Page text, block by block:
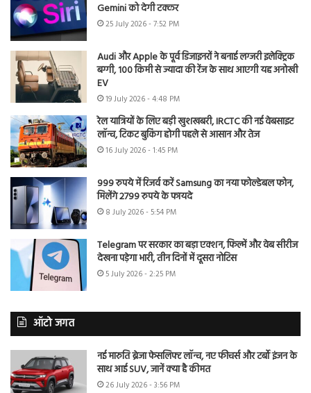
Gemini को देगी टक्कर
25 July 2026 - 7:52 PM
Audi और Apple के पूर्व डिजाइनरों ने बनाई लग्जरी इलेक्ट्रिक
बग्गी, 100 किमी से ज्यादा की रेंज के साथ आएगी यह अनोखी
EV
19 July 2026 - 4:48 PM
रेल यात्रियों के लिए बड़ी खुशखबरी, IRCTC की नई वेबसाइट
लॉन्च, टिकट बुकिंग होगी पहले से आसान और तेज
16 July 2026 - 1:45 PM
999 रुपये में रिजर्व करें Samsung का नया फोल्डेबल फोन,
मिलेंगे 2799 रुपये के फायदे
8 July 2026 - 5:54 PM
Telegram पर सरकार का बड़ा एक्शन, फिल्में और वेब सीरीज
देखना पड़ेगा भारी, तीन दिनों में दूसरा नोटिस
5 July 2026 - 2:25 PM
ऑटो जगत
नई मारुति ब्रेजा फेसलिफ्ट लॉन्च, नए फीचर्स और टर्बो इंजन के
साथ आई SUV, जानें क्या है कीमत
26 July 2026 - 3:56 PM